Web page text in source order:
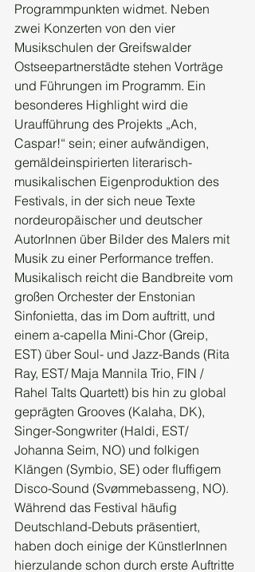
Programmpunkten widmet. Neben
zwei Konzerten von den vier
Musikschulen der Greifswalder
Ostseepartnerstädte stehen Vorträge
und Führungen im Programm. Ein
besonderes Highlight wird die
Uraufführung des Projekts „Ach,
Caspar!“ sein; einer aufwändigen,
gemäldeinspirierten literarisch-
musikalischen Eigenproduktion des
Festivals, in der sich neue Texte
nordeuropäischer und deutscher
AutorInnen über Bilder des Malers mit
Musik zu einer Performance treffen.
Musikalisch reicht die Bandbreite vom
großen Orchester der Enstonian
Sinfonietta, das im Dom auftritt, und
einem a-capella Mini-Chor (Greip,
EST) über Soul- und Jazz-Bands (Rita
Ray, EST/ Maja Mannila Trio, FIN /
Rahel Talts Quartett) bis hin zu global
geprägten Grooves (Kalaha, DK),
Singer-Songwriter (Haldi, EST/
Johanna Seim, NO) und folkigen
Klängen (Symbio, SE) oder fluffigem
Disco-Sound (Svømmebasseng, NO).
Während das Festival häufig
Deutschland-Debuts präsentiert,
haben doch einige der KünstlerInnen
hierzulande schon durch erste Auftritte